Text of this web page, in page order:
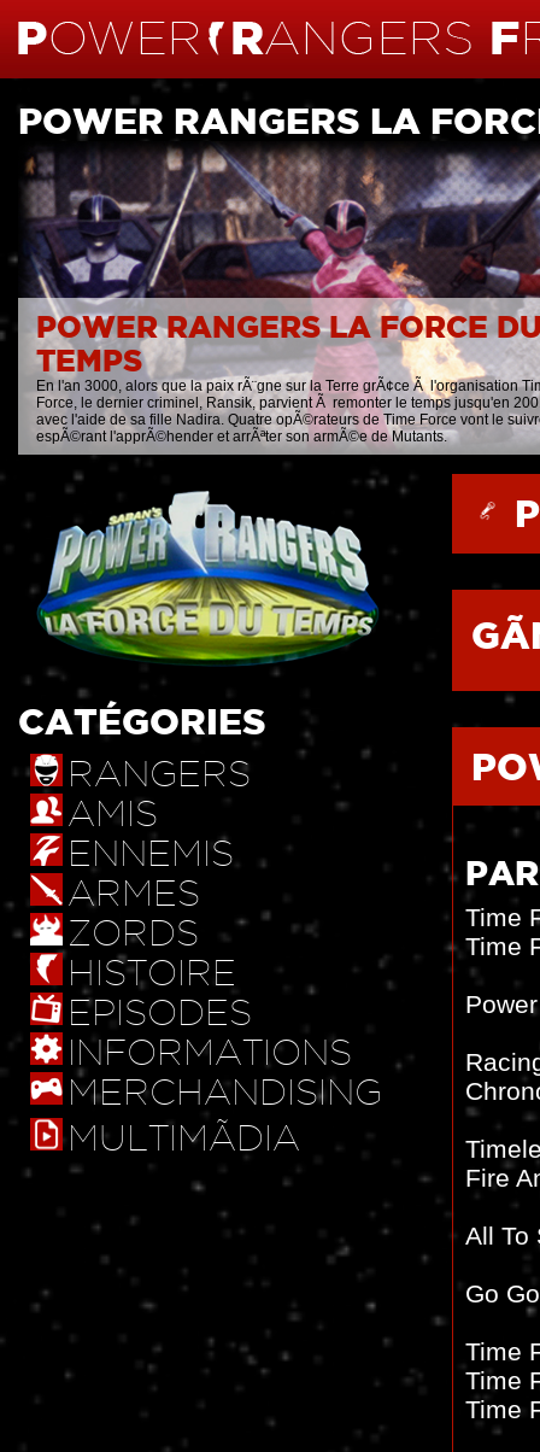
POWER RANGERS LA
POWER RANGERS LA FORCE
TEMPS
En l'an 3000, alors que la paix rÃ¨gne sur la Terre grÃ¢ce Ã l'organisation
Force, le dernier criminel, Ransik, parvient Ã remonter le temps jusqu'en
avec l'aide de sa fille Nadira. Quatre opÃ©rateurs de Time Force vont le
espÃ©rant l'apprÃ©hender et arrÃªter son armÃ©e de Mutants.
CATÉGORIES
RANGERS
AMIS
ENNEMIS
ARMES
ZORDS
HISTOIRE
EPISODES
INFORMATIONS
MERCHANDISING
MULTIMÃDIA
Time
Time
Fire
All To
Go
Time
Time
Time